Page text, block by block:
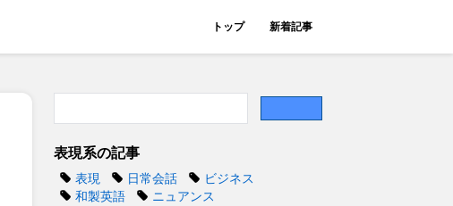
トップ 新着記事
表現系の記事
表現 日常会話
ビジネス
和製英語
ニュアンス